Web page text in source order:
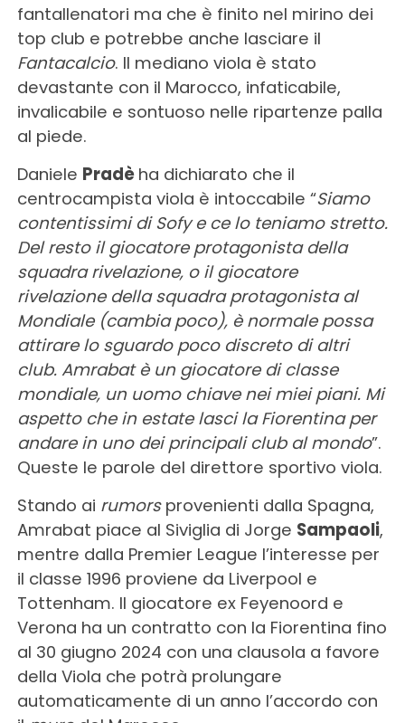
fantallenatori ma che è finito nel mirino dei
top club e potrebbe anche lasciare il
Fantacalcio. Il mediano viola è stato
devastante con il Marocco, infaticabile,
invalicabile e sontuoso nelle ripartenze palla
al piede.
Daniele Pradè ha dichiarato che il
centrocampista viola è intoccabile “Siamo
contentissimi di Sofy e ce lo teniamo stretto.
Del resto il giocatore protagonista della
squadra rivelazione, o il giocatore
rivelazione della squadra protagonista al
Mondiale (cambia poco), è normale possa
attirare lo sguardo poco discreto di altri
club. Amrabat è un giocatore di classe
mondiale, un uomo chiave nei miei piani. Mi
aspetto che in estate lasci la Fiorentina per
andare in uno dei principali club al mondo”.
Queste le parole del direttore sportivo viola.
Stando ai rumors provenienti dalla Spagna,
Amrabat piace al Siviglia di Jorge Sampaoli,
mentre dalla Premier League l’interesse per
il classe 1996 proviene da Liverpool e
Tottenham. Il giocatore ex Feyenoord e
Verona ha un contratto con la Fiorentina fino
al 30 giugno 2024 con una clausola a favore
della Viola che potrà prolungare
automaticamente di un anno l’accordo con